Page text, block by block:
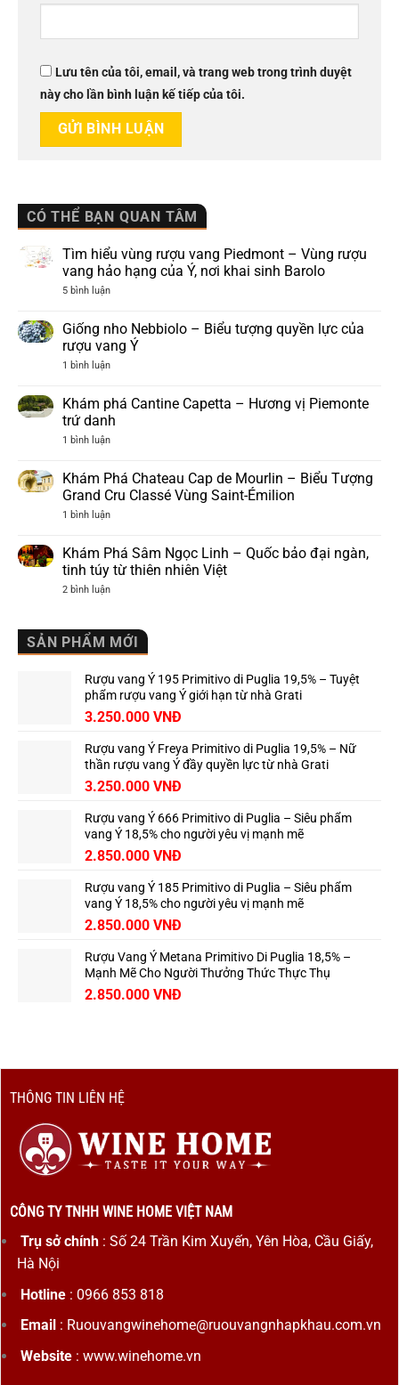
CÓ THỂ BẠN QUAN TÂM
Tìm hiểu vùng rượu vang Piedmont – Vùng rượu
vang hảo hạng của Ý, nơi khai sinh Barolo
5 bình luậnở
vùng
rượu
vang
–
vang
hảo
hạng
của
khai
sinh
Barolo
Giống nho Nebbiolo – Biểu tượng quyền lực của
rượu vang Ý
1 bình luậnở
Nebbiolo
–
Biểu
quyền
rượu
vang
Ý
Khám phá Cantine Capetta – Hương vị Piemonte
trứ danh
1 bình luậnở
Cantine
Capetta
–
vị
danh
Khám Phá Chateau Cap de Mourlin – Biểu Tượng
Grand Cru Classé Vùng Saint-Émilion
1 bình luậnở
Chateau
Cap
de
–
Grand
Cru
Classé
Saint-
Émilion
Khám Phá Sâm Ngọc Linh – Quốc bảo đại ngàn,
tinh túy từ thiên nhiên Việt
2 bình luậnở
Ngọc
Linh
–
bảo
đại
tinh
thiên
nhiên
SẢN PHẨM MỚI
Rượu vang Ý 195 Primitivo di Puglia 19,5% – Tuyệt
phẩm rượu vang Ý giới hạn từ nhà Grati
3.250.000 VNĐ
Rượu vang Ý Freya Primitivo di Puglia 19,5% – Nữ
thần rượu vang Ý đầy quyền lực từ nhà Grati
3.250.000 VNĐ
Rượu vang Ý 666 Primitivo di Puglia – Siêu phẩm
vang Ý 18,5% cho người yêu vị mạnh mẽ
2.850.000 VNĐ
Rượu vang Ý 185 Primitivo di Puglia – Siêu phẩm
vang Ý 18,5% cho người yêu vị mạnh mẽ
2.850.000 VNĐ
Rượu Vang Ý Metana Primitivo Di Puglia 18,5% –
Mạnh Mẽ Cho Người Thưởng Thức Thực Thụ
2.850.000 VNĐ
Lưu tên của tôi, email, và trang web trong trình duyệt
này cho lần bình luận kế tiếp của tôi.
THÔNG TIN LIÊN HỆ
CÔNG TY TNHH WINE HOME VIỆT NAM
Trụ sở chính: Số 24 Trần Kim Xuyến, Yên Hòa, Cầu Giấy,
Hà Nội
Hotline: 0966 853 818
Email: Ruouvangwinehome@ruouvangnhapkhau.com.vn
Website: www.winehome.vn